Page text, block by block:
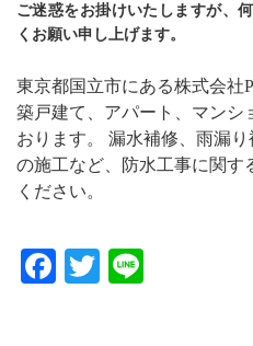
ご迷惑をお掛けいたしますが、
くお願い申し上げます。
東京都国立市にある株式会社
築戸建て、アパート、マンシ
おります。 漏水補修、雨漏
の施工など、防水工事に関す
ください。
Facebook
Twitter